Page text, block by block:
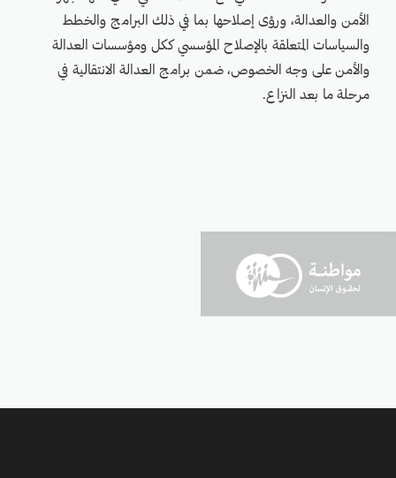
الأمن والعدالة، ورؤى إصلاحها بما في ذلك البرامج والخطط
والسياسات المتعلقة بالإصلاح المؤسسي ككل ومؤسسات العدالة
والأمن على وجه الخصوص، ضمن برامج العدالة الانتقالية في
مرحلة ما بعد النزاع.